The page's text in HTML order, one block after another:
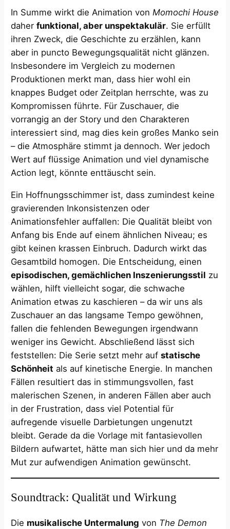
In Summe wirkt die Animation vonMomochi House
daherfunktional, aber unspektakulär. Sie erfüllt
ihren Zweck, die Geschichte zu erzählen, kann
aber in puncto Bewegungsqualität nicht glänzen.
Insbesondere im Vergleich zu modernen
Produktionen merkt man, dass hier wohl ein
knappes Budget oder Zeitplan herrschte, was zu
Kompromissen führte​. Für Zuschauer, die
vorrangig an der Story und den Charakteren
interessiert sind, mag dies kein großes Manko sein
– die Atmosphäre stimmt ja dennoch. Wer jedoch
Wert auf flüssige Animation und viel dynamische
Action legt, könnte enttäuscht sein.
Ein Hoffnungsschimmer ist, dass zumindest keine
gravierenden Inkonsistenzen oder
Animationsfehler auffallen: Die Qualität bleibt von
Anfang bis Ende auf einem ähnlichen Niveau; es
gibt keinen krassen Einbruch. Dadurch wirkt das
Gesamtbild homogen. Die Entscheidung, einen
episodischen, gemächlichen Inszenierungsstil zu
wählen, hilft vielleicht sogar, die schwache
Animation etwas zu kaschieren – da wir uns als
Zuschauer an das langsame Tempo gewöhnen,
fallen die fehlenden Bewegungen irgendwann
weniger ins Gewicht. Abschließend lässt sich
feststellen: Die Serie setzt mehr aufstatische
Schönheit als auf kinetische Energie. In manchen
Fällen resultiert das in stimmungsvollen, fast
malerischen Szenen, in anderen Fällen aber auch
in der Frustration, dass viel Potential für
aufregende visuelle Darbietungen ungenutzt
bleibt. Gerade da die Vorlage mit fantasievollen
Bildern aufwartet, hätte man sich hier und da mehr
Mut zur aufwendigen Animation gewünscht.
Soundtrack: Qualität und Wirkung
Die musikalische Untermalung von The Demon